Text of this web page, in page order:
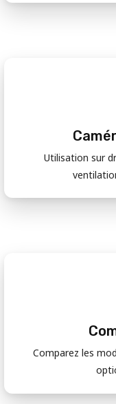
Utilisation sur
Comparez les